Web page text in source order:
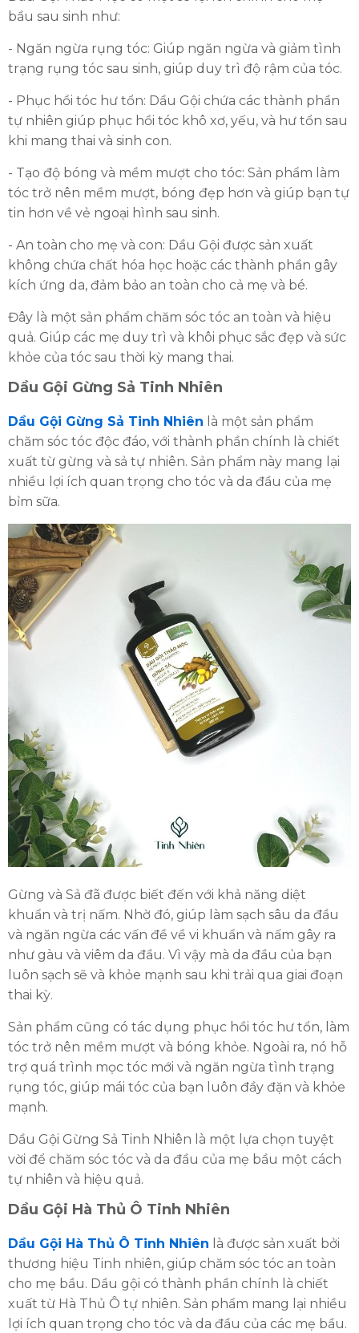
bầu sau sinh như:
- Ngăn ngừa rụng tóc: Giúp ngăn ngừa và giảm tình
trạng rụng tóc sau sinh, giúp duy trì độ rậm của tóc.
- Phục hồi tóc hư tổn: Dầu Gội chứa các thành phần
tự nhiên giúp phục hồi tóc khô xơ, yếu, và hư tổn sau
khi mang thai và sinh con.
- Tạo độ bóng và mềm mượt cho tóc: Sản phẩm làm
tóc trở nên mềm mượt, bóng đẹp hơn và giúp bạn tự
tin hơn về vẻ ngoại hình sau sinh.
- An toàn cho mẹ và con: Dầu Gội được sản xuất
không chứa chất hóa học hoặc các thành phần gây
kích ứng da, đảm bảo an toàn cho cả mẹ và bé.
Đây là một sản phẩm chăm sóc tóc an toàn và hiệu
quả. Giúp các mẹ duy trì và khôi phục sắc đẹp và sức
khỏe của tóc sau thời kỳ mang thai.
Dầu Gội Gừng Sả Tinh Nhiên
Dầu Gội Gừng Sả Tinh Nhiên là một sản phẩm
chăm sóc tóc độc đáo, với thành phần chính là chiết
xuất từ gừng và sả tự nhiên. Sản phẩm này mang lại
nhiều lợi ích quan trọng cho tóc và da đầu của mẹ
bỉm sữa.
Gừng và Sả đã được biết đến với khả năng diệt
khuẩn và trị nấm. Nhờ đó, giúp làm sạch sâu da đầu
và ngăn ngừa các vấn đề về vi khuẩn và nấm gây ra
như gàu và viêm da đầu. Vì vậy mà da đầu của bạn
luôn sạch sẽ và khỏe mạnh sau khi trải qua giai đoạn
thai kỳ.
Sản phẩm cũng có tác dụng phục hồi tóc hư tổn, làm
tóc trở nên mềm mượt và bóng khỏe. Ngoài ra, nó hỗ
trợ quá trình mọc tóc mới và ngăn ngừa tình trạng
rụng tóc, giúp mái tóc của bạn luôn đầy đặn và khỏe
mạnh.
Dầu Gội Gừng Sả Tinh Nhiên là một lựa chọn tuyệt
vời để chăm sóc tóc và da đầu của mẹ bầu một cách
tự nhiên và hiệu quả.
Dầu Gội Hà Thủ Ô Tinh Nhiên
Dầu Gội Hà Thủ Ô Tinh Nhiên là được sản xuất bởi
thương hiệu Tinh nhiên, giúp chăm sóc tóc an toàn
cho mẹ bầu. Dầu gội có thành phần chính là chiết
xuất từ Hà Thủ Ô tự nhiên. Sản phẩm mang lại nhiều
lợi ích quan trọng cho tóc và da đầu của các mẹ bầu.